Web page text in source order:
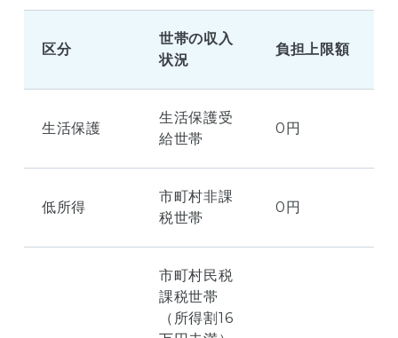
区分
世帯の収入
状況
負担上限額
生活保護
生活保護受
給世帯
0円
低所得
市町村非課
税世帯
0円
市町村民税
課税世帯
（所得割16